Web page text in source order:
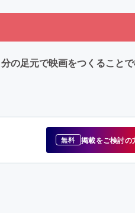
の足元で映画をつくること
無料 掲載をご検討の